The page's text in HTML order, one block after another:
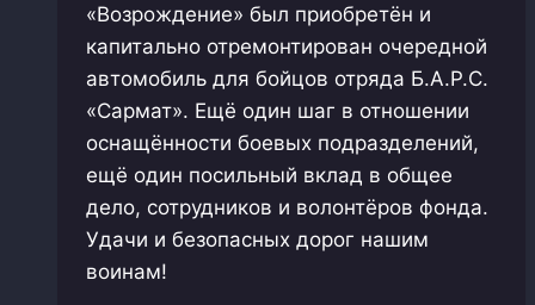
«Возрождение» был приобретён и
капитально отремонтирован очередной
автомобиль для бойцов отряда Б.А.Р.С.
«Сармат». Ещё один шаг в отношении
оснащённости боевых подразделений,
ещё один посильный вклад в общее
дело, сотрудников и волонтёров фонда.
Удачи и безопасных дорог нашим
воинам!